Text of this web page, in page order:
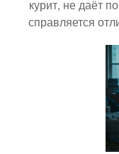
курит, не даёт
справляется